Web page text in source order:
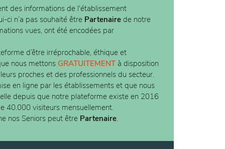
des informations de l'établissement
ci n’a pas souhaité être Partenaire de notre
vues, ont été encodées par
d’être irréprochable, éthique et
nous mettons GRATUITEMENT à disposition
proches et des professionnels du secteur.
en ligne par les établissements et que nous
depuis que notre plateforme existe en 2016
40.000 visiteurs mensuellement.
nos Seniors peut être Partenaire.